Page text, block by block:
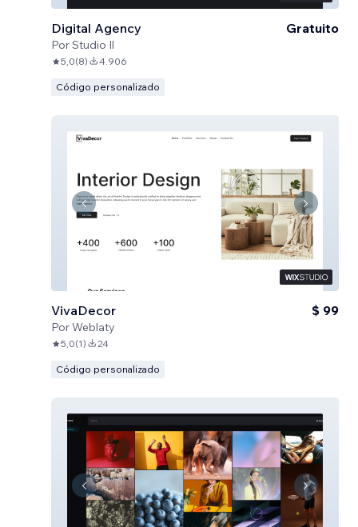
Digital Agency
PorStudio Il
Gratuito
5,0(8) 4.906
Código personalizado
VivaDecor
PorWeblaty
$ 99
5,0(1) 24
Código personalizado